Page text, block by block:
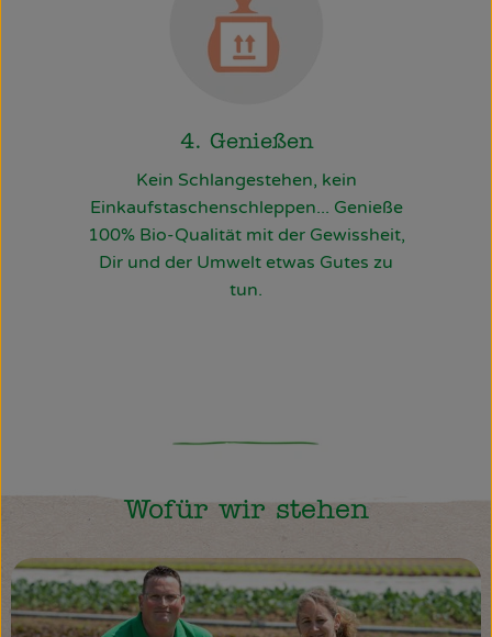
4. Genießen
Kein Schlangestehen, kein
Einkaufstaschenschleppen... Genieße
100% Bio-Qualität mit der Gewissheit,
Dir und der Umwelt etwas Gutes zu
tun.
Wofür wir stehen